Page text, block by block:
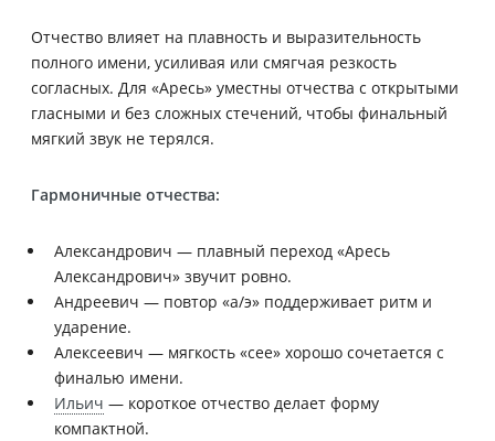
Отчество влияет на плавность и выразительность
полного имени, усиливая или смягчая резкость
согласных. Для «Аресь» уместны отчества с открытыми
гласными и без сложных стечений, чтобы финальный
мягкий звук не терялся.
Гармоничные отчества:
Александрович — плавный переход «Аресь
Александрович» звучит ровно.
Андреевич — повтор «а/э» поддерживает ритм и
ударение.
Алексеевич — мягкость «сее» хорошо сочетается с
финалью имени.
Ильич — короткое отчество делает форму
компактной.